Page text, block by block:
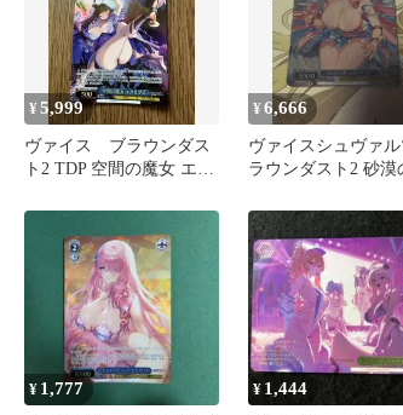
¥5,999
ヴァイス ブラウンダス
ト2 TDP 空間の魔女 エク
¥6,666
ヴァイスシュヴァ
ラウンダスト2 砂漠
¥ 1,777 ¥ 1,444